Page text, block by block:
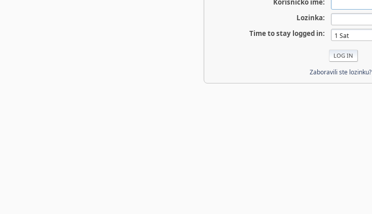
Korisničko ime:
Lozinka:
Time to stay logged in:
Zaboravili ste lozinku?